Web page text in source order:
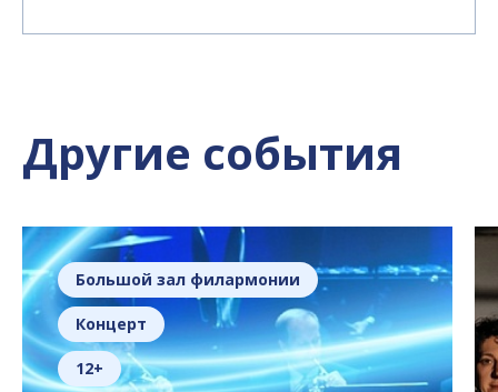
Другие события
Большой зал филармонии
Концерт
12+